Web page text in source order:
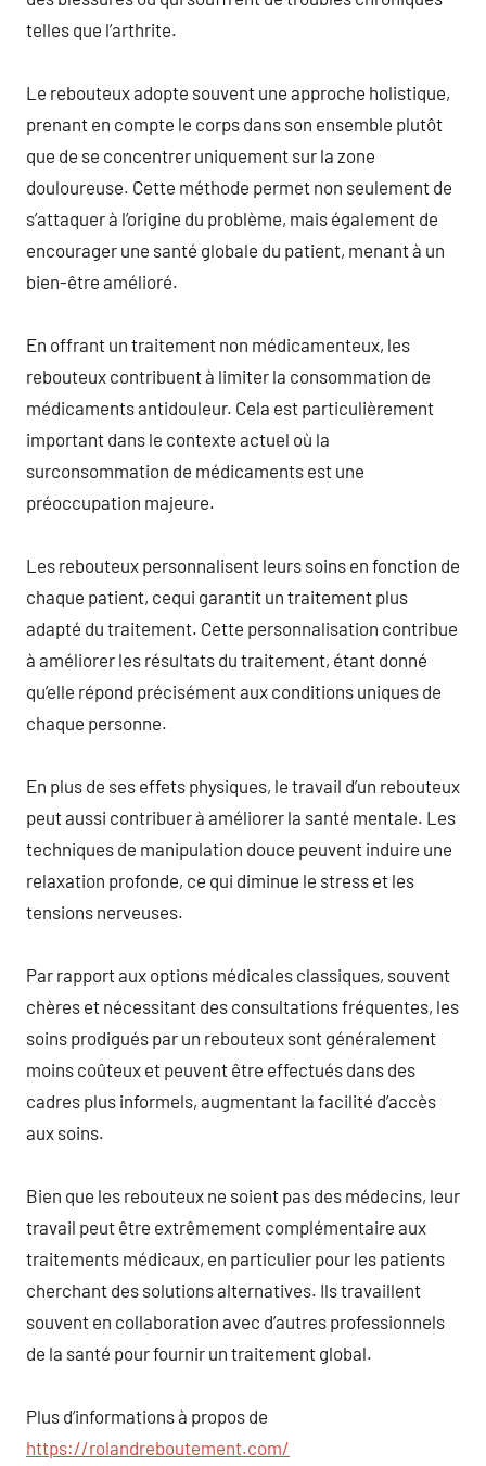
telles que l’arthrite.
Le rebouteux adopte souvent une approche holistique,
prenant en compte le corps dans son ensemble plutôt
que de se concentrer uniquement sur la zone
douloureuse. Cette méthode permet non seulement de
s’attaquer à l’origine du problème, mais également de
encourager une santé globale du patient, menant à un
bien-être amélioré.
En offrant un traitement non médicamenteux, les
rebouteux contribuent à limiter la consommation de
médicaments antidouleur. Cela est particulièrement
important dans le contexte actuel où la
surconsommation de médicaments est une
préoccupation majeure.
Les rebouteux personnalisent leurs soins en fonction de
chaque patient, cequi garantit un traitement plus
adapté du traitement. Cette personnalisation contribue
à améliorer les résultats du traitement, étant donné
qu’elle répond précisément aux conditions uniques de
chaque personne.
En plus de ses effets physiques, le travail d’un rebouteux
peut aussi contribuer à améliorer la santé mentale. Les
techniques de manipulation douce peuvent induire une
relaxation profonde, ce qui diminue le stress et les
tensions nerveuses.
Par rapport aux options médicales classiques, souvent
chères et nécessitant des consultations fréquentes, les
soins prodigués par un rebouteux sont généralement
moins coûteux et peuvent être effectués dans des
cadres plus informels, augmentant la facilité d’accès
aux soins.
Bien que les rebouteux ne soient pas des médecins, leur
travail peut être extrêmement complémentaire aux
traitements médicaux, en particulier pour les patients
cherchant des solutions alternatives. Ils travaillent
souvent en collaboration avec d’autres professionnels
de la santé pour fournir un traitement global.
Plus d’informations à propos de
https://rolandreboutement.com/